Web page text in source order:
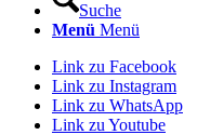
Suche
Menü Menü
Link zu Facebook
Link zu Instagram
Link zu WhatsApp
Link zu Youtube